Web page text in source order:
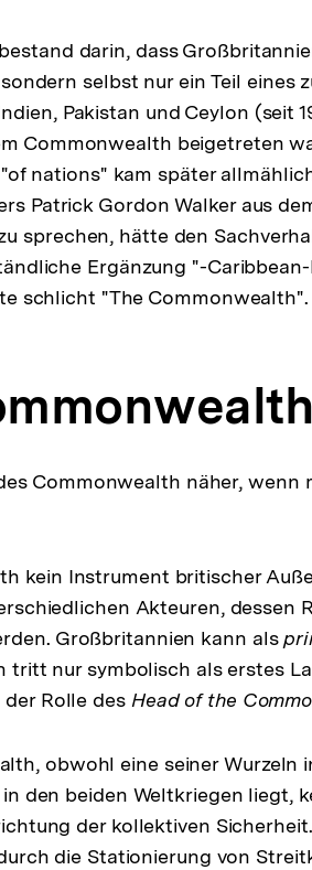
darin, dass
selbst nur ein Teil eines
Pakistan und Ceylon (seit
Commonwealth beigetreten
nations" kam später
Patrick Gordon Walker aus
sprechen, hätte den
Ergänzung "-
schlicht "The Commonwealth".
Commonwealth näher, wenn
kein Instrument britischer
Akteuren, dessen
Großbritannien kann als
nur symbolisch als erstes
Rolle des Head of the
obwohl eine seiner Wurzeln
den beiden Weltkriegen liegt,
der kollektiven
die Stationierung von